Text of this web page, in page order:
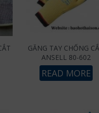
GĂNG TAY CHỐNG
ANSELL 80-602
READ MORE